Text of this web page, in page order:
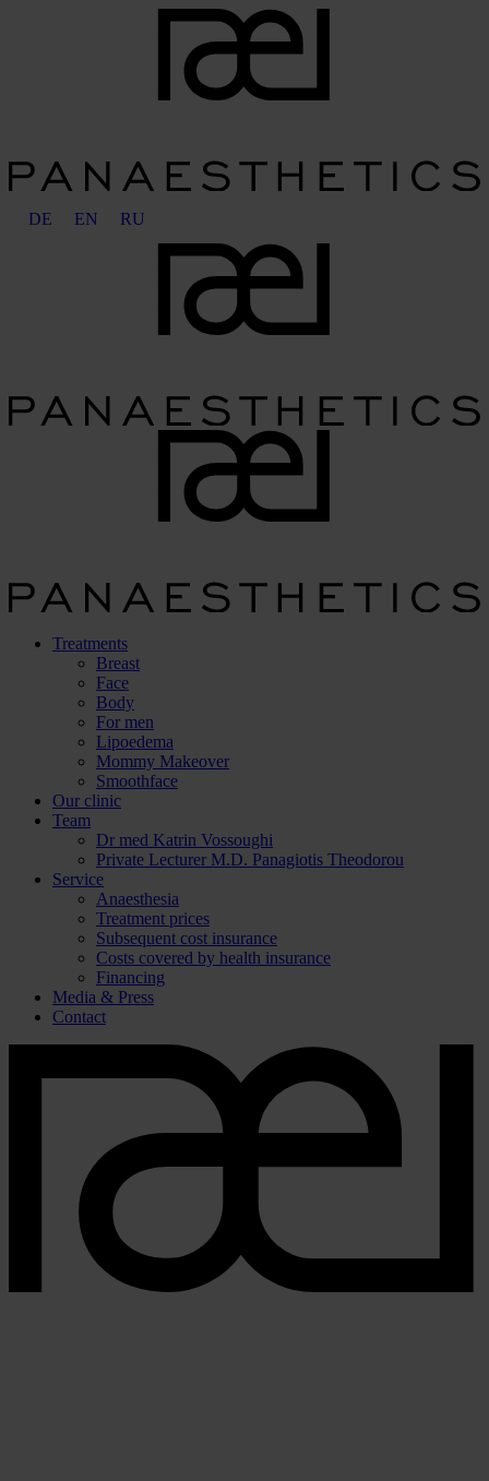
DE EN RU
Treatments
Breast
Face
Body
For men
Lipoedema
Mommy Makeover
Smoothface
Our clinic
Team
Dr med Katrin Vossoughi
Private Lecturer M.D. Panagiotis Theodorou
Service
Anaesthesia
Treatment prices
Subsequent cost insurance
Costs covered by health insurance
Financing
Media & Press
Contact